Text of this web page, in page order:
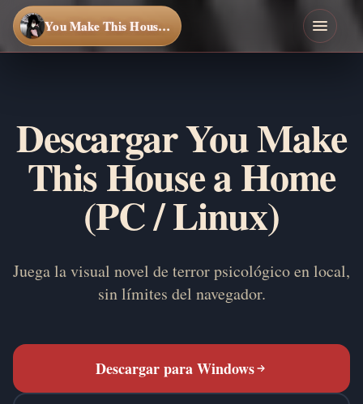
You Make This House a Home
Descargar You Make
This House a Home
(PC / Linux)
Juega la visual novel de terror psicológico en local,
sin límites del navegador.
Descargar para Windows